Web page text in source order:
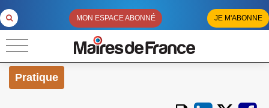
MON ESPACE ABONNÉ JE M'ABONNE
Pratique